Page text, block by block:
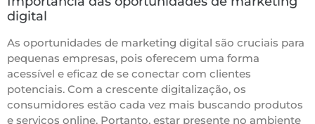
digital
As oportunidades de marketing digital são cruciais para
pequenas empresas, pois oferecem uma forma
acessível e eficaz de se conectar com clientes
potenciais. Com a crescente digitalização, os
consumidores estão cada vez mais buscando produtos
e serviços online. Portanto, estar presente no ambiente